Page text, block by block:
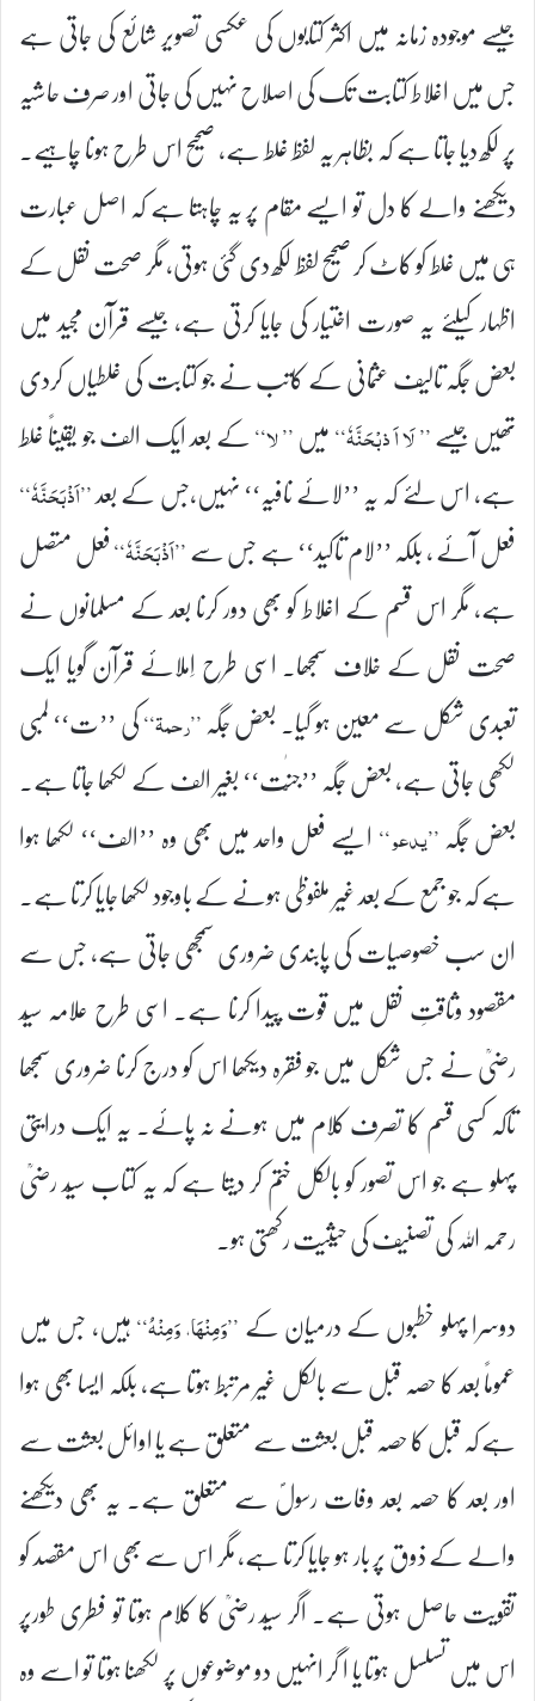
جیسے موجودہ زمانہ میں اکثر کتابوں کی عکسی تصویر شائع کی جاتی ہے
جس میں اغلاط کتابت تک کی اصلاح نہیں کی جاتی اور صرف حاشیہ
پر لکھ دیا جاتا ہے کہ بظاہر یہ لفظ غلط ہے، صحیح اس طرح ہونا چاہیے۔
دیکھنے والے کا دل تو ایسے مقام پر یہ چاہتا ہے کہ اصل عبارت
ہی میں غلط کو کاٹ کر صحیح لفظ لکھ دی گئی ہوتی، مگر صحت نقل کے
اظہار کیلئے یہ صورت اختیار کی جایا کرتی ہے، جیسے قرآن مجید میں
بعض جگہ تالیف عثمانی کے کاتب نے جو کتابت کی غلطیاں کردی
تھیں جیسے’’ لَا اَ ذبْحَنَّہٗ‘‘میں’’ لا‘‘کے بعد ایک الف جو یقیناً غلط
ہے، اس لئے کہ یہ ’’لائے نافیہ‘‘ نہیں،جس کے بعد’’اَذْبَحَنَّہٗ‘‘
فعل آئے ، بلکہ ’’لام تاکید‘‘ ہے جس سے’’اَذْبَحَنَّہٗ‘‘فعل متصل
ہے، مگر اس قسم کے اغلاط کو بھی دور کرنا بعد کے مسلمانوں نے
صحت نقل کے خلاف سمجھا۔ اسی طرح اِملائے قرآن گویا ایک
تعبدی شکل سے معین ہو گیا۔ بعض جگہ’’رحمۃ‘‘کی ’’ت‘‘ لمبی
لکھی جاتی ہے، بعض جگہ ’’جنّٰت‘‘ بغیر الف کے لکھا جاتا ہے۔
بعض جگہ’’یدعو‘‘ ایسے فعل واحد میں بھی وہ ’’الف‘‘ لکھا ہوا
ہے کہ جو جمع کے بعد غیر ملفوظی ہونے کے باوجود لکھا جایا کرتا ہے۔
ان سب خصوصیات کی پابندی ضروری سمجھی جاتی ہے، جس سے
مقصود وثاقتِ نقل میں قوت پیدا کرنا ہے۔ اسی طرح علامہ سیّد
رضیؒ نے جس شکل میں جو فقرہ دیکھا اس کو درج کرنا ضروری سمجھا
تاکہ کسی قسم کا تصرف کلام میں ہونے نہ پائے۔ یہ ایک درایتی
پہلو ہے جو اس تصور کو بالکل ختم کر دیتا ہے کہ یہ کتاب سیّد رضیؒ
رحمہ اللہ کی تصنیف کی حیثیت رکھتی ہو۔
دوسرا پہلو خطبوں کے درمیان کے ’’وَمِنْہَا، وَمِنْہُ‘‘ہیں، جس میں
عموماً بعد کا حصہ قبل سے بالکل غیر مرتبط ہوتا ہے، بلکہ ایسا بھی ہوا
ہے کہ قبل کا حصہ قبل بعثت سے متعلق ہے یا اوائل بعثت سے
اور بعد کا حصہ بعد وفات رسولؐ سے متعلق ہے۔ یہ بھی دیکھنے
والے کے ذوق پر بار ہو جایا کرتا ہے، مگر اس سے بھی اس مقصد کو
تقویت حاصل ہوتی ہے۔ اگر سیّد رضیؒ کا کلام ہوتا تو فطری طورپر
اس میں تسلسل ہوتا یا ا گر انہیں دو موضوعوں پر لکھنا ہوتا تو اسے وہ